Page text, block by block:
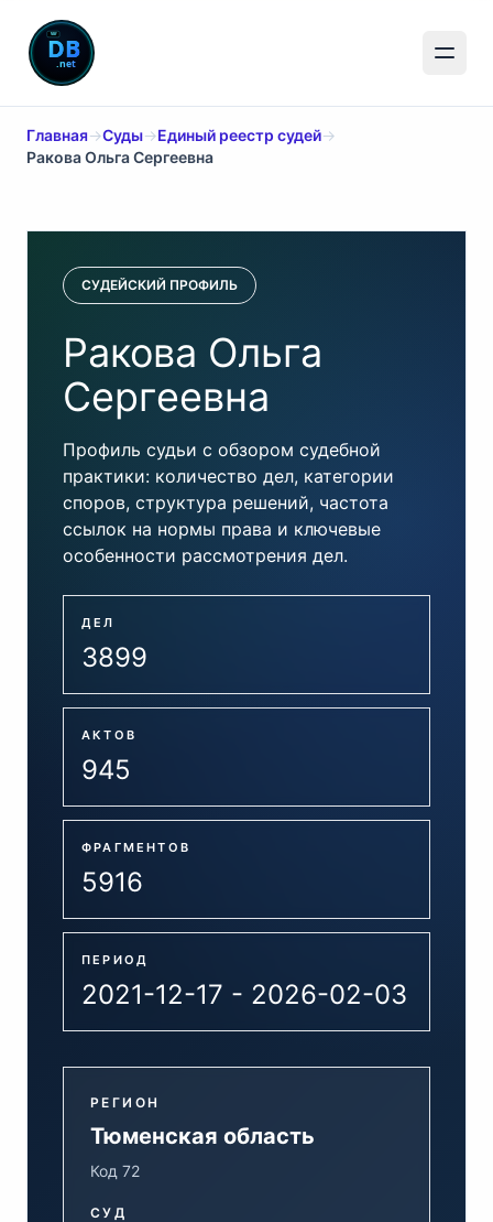
Главная→Суды→Единый реестр судей→
Ракова Ольга Сергеевна
СУДЕЙСКИЙ ПРОФИЛЬ
Ракова Ольга
Сергеевна
Профиль судьи с обзором судебной
практики: количество дел, категории
споров, структура решений, частота
ссылок на нормы права и ключевые
особенности рассмотрения дел.
ДЕЛ
3899
АКТОВ
945
ФРАГМЕНТОВ
5916
ПЕРИОД
2021-12-17 - 2026-02-03
РЕГИОН
Тюменская область
Код 72
СУД